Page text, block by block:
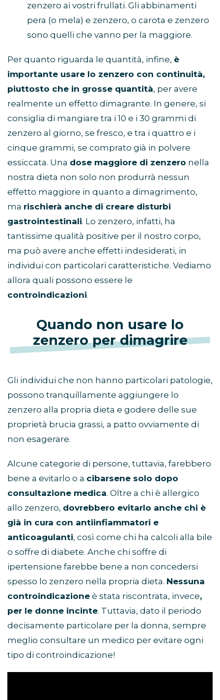
zenzero ai vostri frullati. Gli abbinamenti
pera (o mela) e zenzero, o carota e zenzero
sono quelli che vanno per la maggiore.
Per quanto riguarda le quantità, infine, è
importante usare lo zenzero con continuità,
piuttosto che in grosse quantità, per avere
realmente un effetto dimagrante. In genere, si
consiglia di mangiare tra i 10 e i 30 grammi di
zenzero al giorno, se fresco, e tra i quattro e i
cinque grammi, se comprato già in polvere
essiccata. Una dose maggiore di zenzero nella
nostra dieta non solo non produrrà nessun
effetto maggiore in quanto a dimagrimento,
ma rischierà anche di creare disturbi
gastrointestinali. Lo zenzero, infatti, ha
tantissime qualità positive per il nostro corpo,
ma può avere anche effetti indesiderati, in
individui con particolari caratteristiche. Vediamo
allora quali possono essere le
controindicazioni.
Quando non usare lo
zenzero per dimagrire
Gli individui che non hanno particolari patologie,
possono tranquillamente aggiungere lo
zenzero alla propria dieta e godere delle sue
proprietà brucia grassi, a patto ovviamente di
non esagerare.
Alcune categorie di persone, tuttavia, farebbero
bene a evitarlo o a cibarsene solo dopo
consultazione medica. Oltre a chi è allergico
allo zenzero, dovrebbero evitarlo anche chi è
già in cura con antiinfiammatori e
anticoagulanti, così come chi ha calcoli alla bile
o soffre di diabete. Anche chi soffre di
ipertensione farebbe bene a non concedersi
spesso lo zenzero nella propria dieta. Nessuna
controindicazione è stata riscontrata, invece,
per le donne incinte. Tuttavia, dato il periodo
decisamente particolare per la donna, sempre
meglio consultare un medico per evitare ogni
tipo di controindicazione!